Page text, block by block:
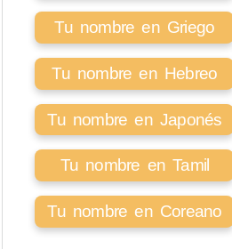
Tu nombre en Griego
Tu nombre en Hebreo
Tu nombre en Japonés
Tu nombre en Tamil
Tu nombre en Coreano